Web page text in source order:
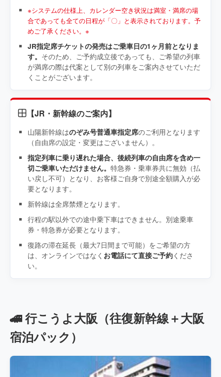
※システムの仕様上、カレンダー空き状況は満室・満席の場
合であっても全ての日程が「〇」と表示されております。予
めご了承ください。※
JR指定席チケットの発売はご乗車日の1ヶ月前となりま
す。 そのため、ご予約成立後であっても、ご希望の列車
が満席の際は代案として別の列車をご案内させていただ
くことがございます。
【JR・新幹線のご案内】
山陽新幹線はのぞみ号普通車指定席のご利用となります
（自由席の設定・変更はございません）。
指定列車に乗り遅れた場合、後続列車の自由席を含め一
切ご乗車いただけません。 特急券・乗車券共に無効（払
い戻し不可）となり、お客様ご自身で別途全額購入が必
要となります。
新幹線は全席禁煙となります。
行程の駅以外での途中乗下車はできません。別途乗車
券・特急券が必要となります。
復路の滞在延長（最大7日間まで可能）をご希望の方
は、オンラインではなく お電話にて直接ご予約くださ
い。
🚄 行こうよ大阪（往復新幹線＋大阪
宿泊パック）